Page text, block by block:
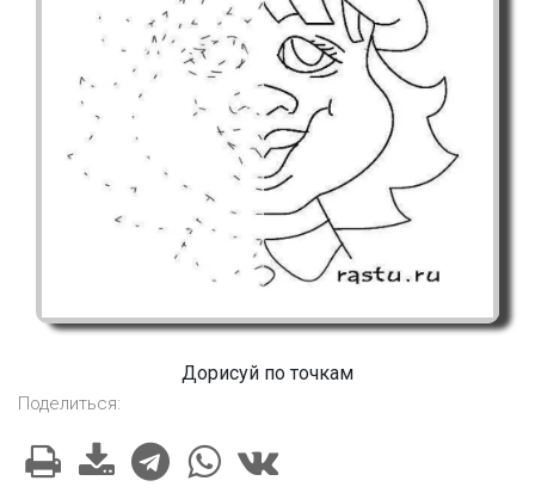
Дорисуй по точкам
Поделиться: